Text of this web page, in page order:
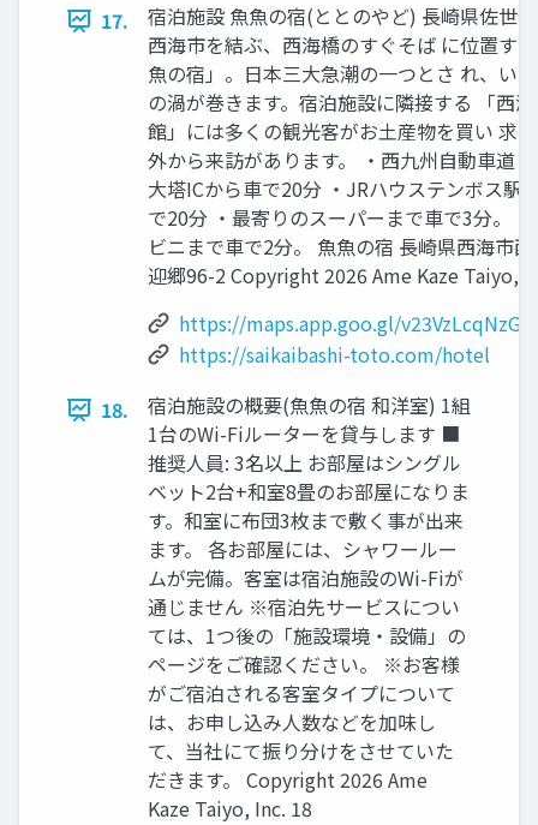
17.
宿泊施設 ⿂⿂の宿(ととのやど) ⻑崎県佐世
⻄海市を結ぶ、⻄海橋のすぐそば に位置す
⿂の宿」。⽇本三⼤急潮の⼀つとさ れ、い
の渦が巻きます。宿泊施設に隣接する 「⻄
館」には多くの観光客がお⼟産物を買い 求
外から来訪があります。 ‧⻄九州⾃動⾞道
⼤塔ICから⾞で20分 ‧JRハウステンボス駅
で20分 ‧最寄りのスーパーまで⾞で3分。
ビニまで⾞で2分。 ⿂⿂の宿 ⻑崎県⻄海市
迎郷96-2 Copyright 2026 Ame Kaze Taiyo,
https://maps.app.goo.gl/
https://saikaibashi-toto.com/hotel
18.
宿泊施設の概要(⿂⿂の宿 和洋室) 1組
1台のWi-Fiルーターを貸与します ■
推奨⼈員: 3名以上 お部屋はシングル
ベット2台+和室8畳のお部屋になりま
す。和室に布団3枚まで敷く事が出来
ます。 各お部屋には、シャワールー
ムが完備。客室は宿泊施設のWi-Fiが
通じません ※宿泊先サービスについ
ては、1つ後の「施設環境‧設備」の
ページをご確認ください。 ※お客様
がご宿泊される客室タイプについて
は、お申し込み⼈数などを加味し
て、当社にて振り分けをさせていた
だきます。 Copyright 2026 Ame
Kaze Taiyo, Inc. 18